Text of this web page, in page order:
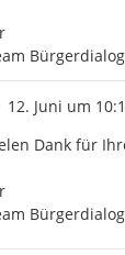
Bürgerdialog
Zeitpunkt des
12. Juni um
Dank für
Bürgerdialog